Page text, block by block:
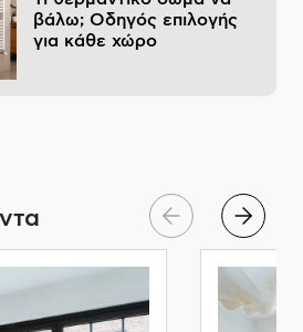
βάλω; Οδηγός επιλογής
για κάθε χώρο